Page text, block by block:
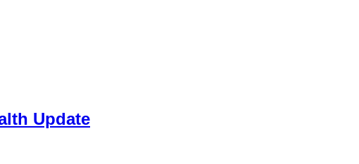
Update